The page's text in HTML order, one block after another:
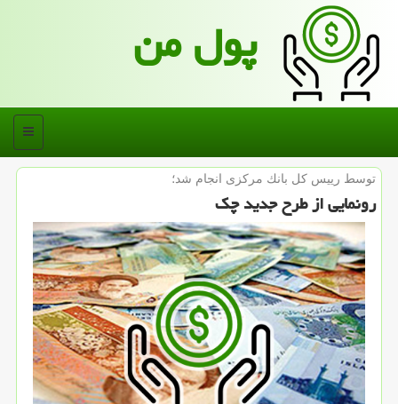
پول من
منو
توسط رییس كل بانك مركزی انجام شد؛
رونمایی از طرح جدید چك